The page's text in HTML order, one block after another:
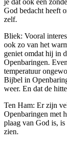
God bedacht heeft
zelf.
Bliek: Vooral
ook zo van het
geniet omdat hij in
Openbaringen.
temperatuur
Bijbel in
weer. En dat de
Ten Ham: Er zijn
Openbaringen met
plaag van God is,
zien.